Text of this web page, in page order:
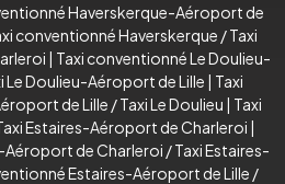
Haverskerque-Aéroport de
conventionné Haverskerque /Taxi
| Taxi conventionné Le Doulieu-
Le Doulieu-Aéroport de Lille | Taxi
de Lille /Taxi Le Doulieu | Taxi
Estaires-Aéroport de Charleroi |
Aéroport de Charleroi /Taxi Estaires-
Estaires-Aéroport de Lille /